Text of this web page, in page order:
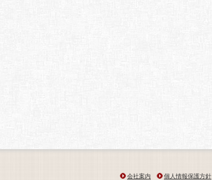
会社案内 個人情報保護方針